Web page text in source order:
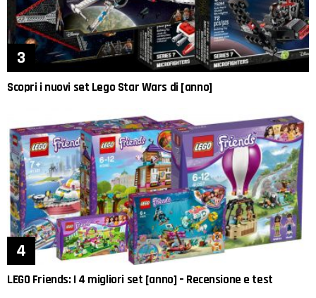
Scopri i nuovi set Lego Star Wars di [anno]
LEGO Friends: I 4 migliori set [anno] – Recensione e test